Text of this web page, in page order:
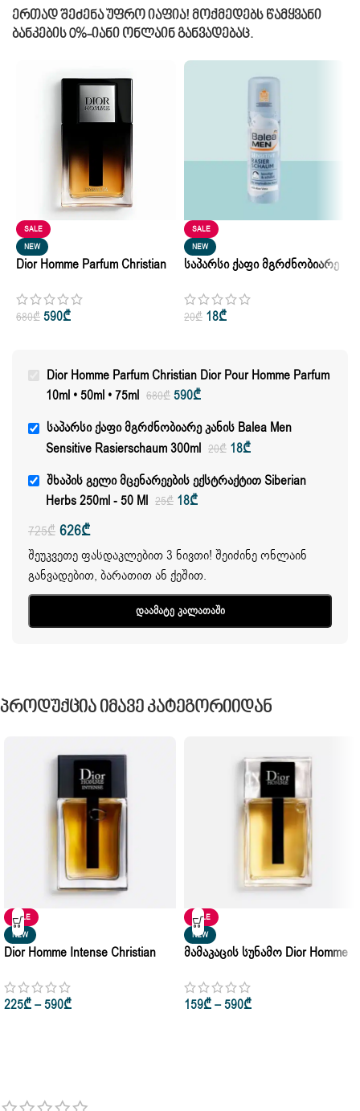
Ერთად Შეძენა Უფრო Იაფია! Მოქმედებს Წამყვანი
Ბანკების 0%-Იანი Ონლაინ Განვადებაც.
SALE
NEW
Dior Homme Parfum Christian
• 50ml • 75ml
680₾ 590₾
SALE
NEW
Საპარსი Ქაფი Მგრძნობიარე
Rasierschaum 300ml
20₾ 18₾
Dior Homme Parfum Christian Dior Pour Homme Parfum
10ml • 50ml • 75ml 680₾ 590₾
Საპარსი Ქაფი Მგრძნობიარე Კანის Balea Men
Sensitive Rasierschaum 300ml 20₾ 18₾
Შხაპის Გელი Მცენარეების Ექსტრაქტით Siberian
Herbs 250ml - 50 Ml 25₾ 18₾
725₾ 626₾
შეუკვეთე ფასდაკლებით 3 ნივთი! შეიძინე ონლაინ
განვადებით, ბარათით ან ქეშით.
Დაამატე Კალათაში
Პროდუქცია Იმავე Კატეგორიიდან
SALE
NEW
Dior Homme Intense Christian
50ml • 100ml
225₾–590₾
SALE
NEW
Მამაკაცის Სუნამო Dior Homme
50ml • 100ml
159₾–590₾